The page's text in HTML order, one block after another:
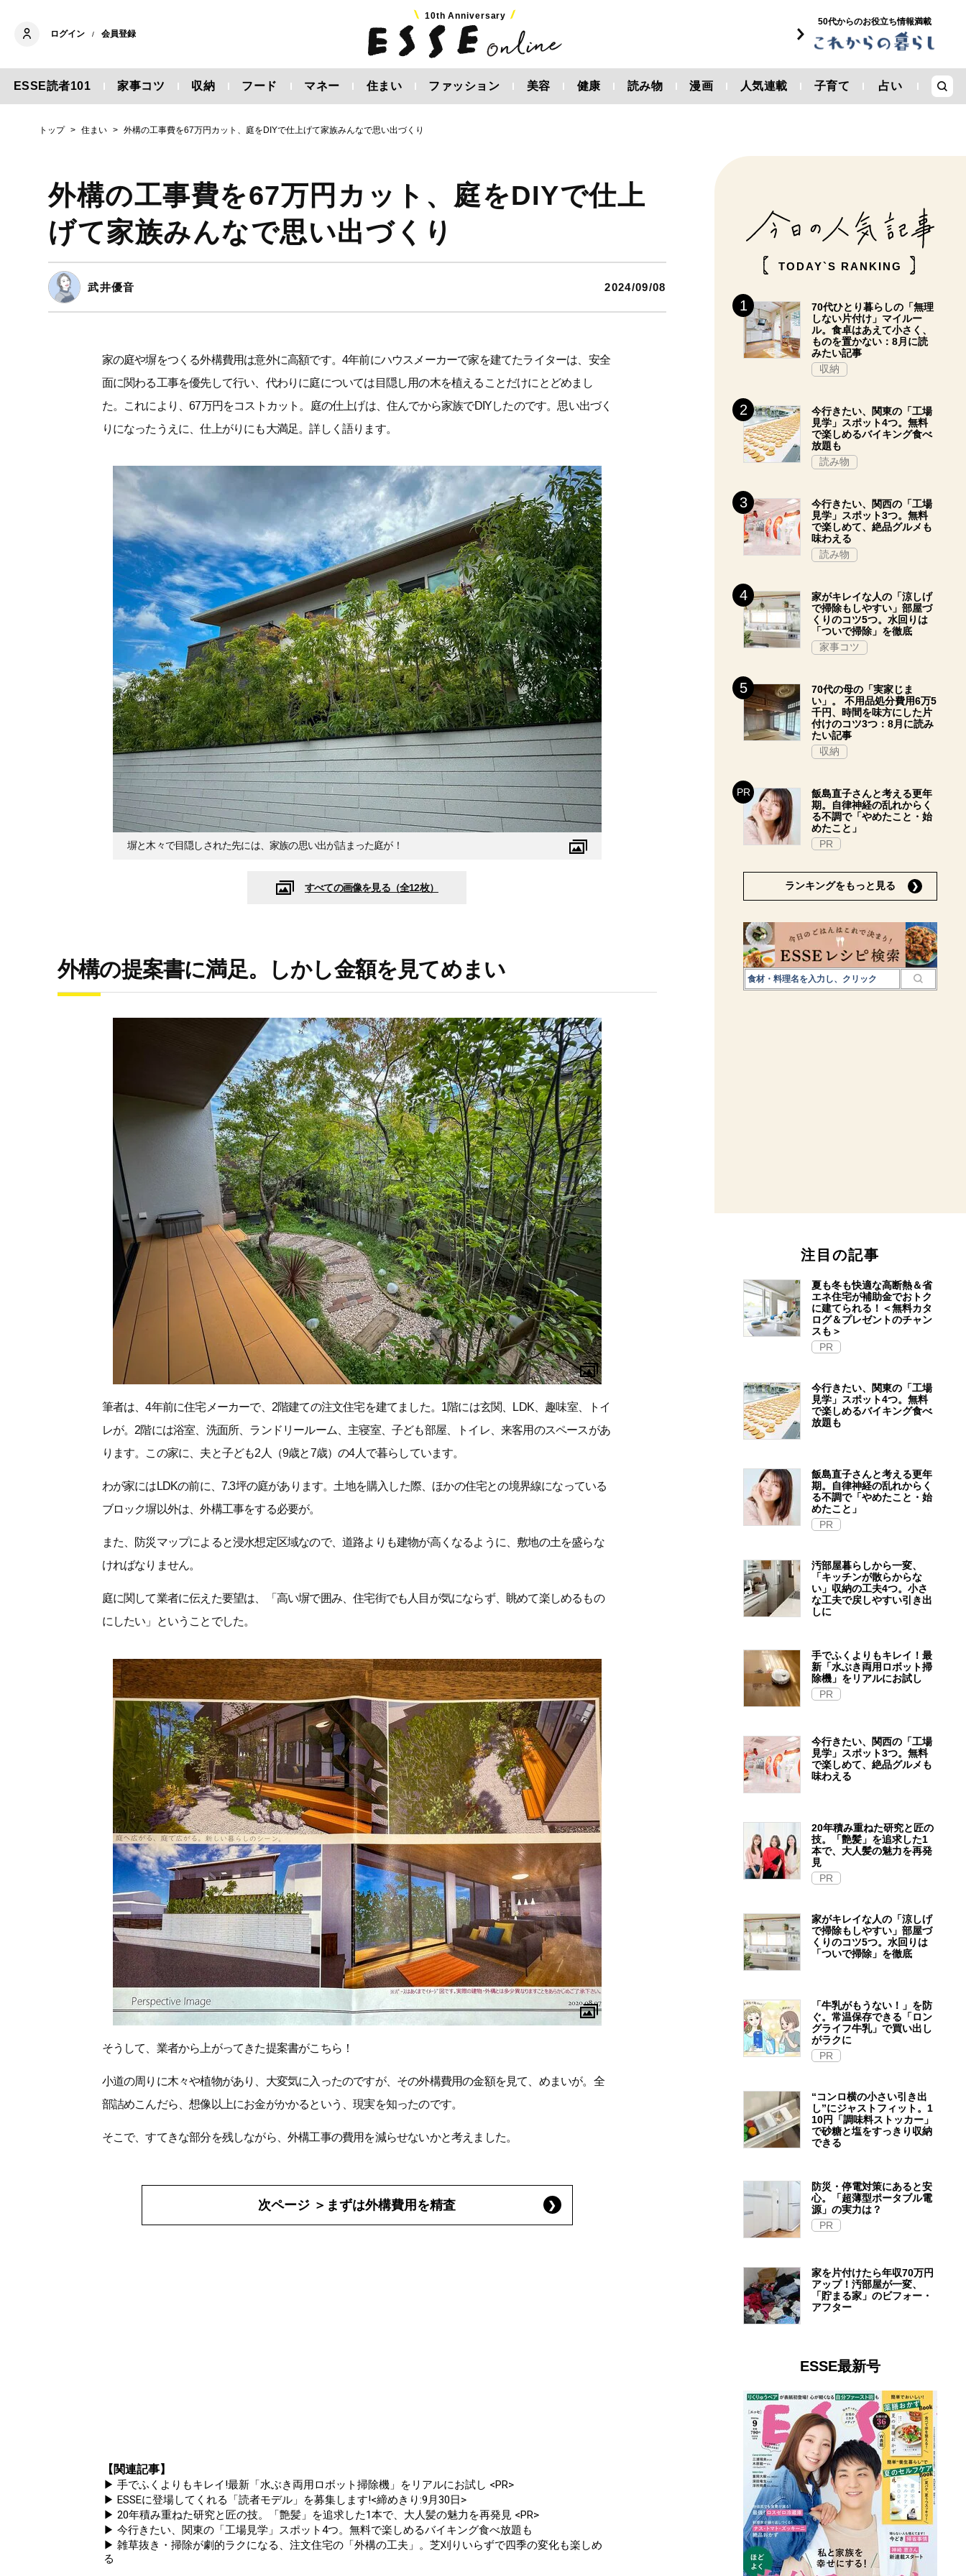
ログイン / 会員登録
10th Anniversary
50代からのお役立ち情報満載
ESSE読者101 家事コツ 収納 フード マネー 住まい ファッション 美容 健康 読み物 漫画 人気連載 子育て 占い
トップ 住まい 外構の工事費を67万円カット、庭をDIYで仕上げて家族みんなで思い出づくり
外構の工事費を67万円カット、庭をDIYで仕上
げて家族みんなで思い出づくり
武井優音 2024/09/08
家の庭や塀をつくる外構費用は意外に高額です。4年前にハウスメーカーで家を建てたライターは、安全
面に関わる工事を優先して行い、代わりに庭については目隠し用の木を植えることだけにとどめまし
た。これにより、67万円をコストカット。庭の仕上げは、住んでから家族でDIYしたのです。思い出づく
りになったうえに、仕上がりにも大満足。詳しく語ります。
塀と木々で目隠しされた先には、家族の思い出が詰まった庭が！
すべての画像を見る（全12枚）
外構の提案書に満足。しかし金額を見てめまい
筆者は、4年前に住宅メーカーで、2階建ての注文住宅を建てました。1階には玄関、LDK、趣味室、トイ
レが。2階には浴室、洗面所、ランドリールーム、主寝室、子ども部屋、トイレ、来客用のスペースがあ
ります。この家に、夫と子ども2人（9歳と7歳）の4人で暮らしています。
わが家にはLDKの前に、7.3坪の庭があります。土地を購入した際、ほかの住宅との境界線になっている
ブロック塀以外は、外構工事をする必要が。
また、防災マップによると浸水想定区域なので、道路よりも建物が高くなるように、敷地の土を盛らな
ければなりません。
庭に関して業者に伝えた要望は、「高い塀で囲み、住宅街でも人目が気にならず、眺めて楽しめるもの
にしたい」ということでした。
そうして、業者から上がってきた提案書がこちら！
小道の周りに木々や植物があり、大変気に入ったのですが、その外構費用の金額を見て、めまいが。全
部詰めこんだら、想像以上にお金がかかるという、現実を知ったのです。
そこで、すてきな部分を残しながら、外構工事の費用を減らせないかと考えました。
次ページ ＞ まずは外構費用を精査
【関連記事】
▶ 手でふくよりもキレイ!最新「水ぶき両用ロボット掃除機」をリアルにお試し <PR>
▶ ESSEに登場してくれる「読者モデル」を募集します!<締めきり:9月30日>
▶ 20年積み重ねた研究と匠の技。「艶髪」を追求した1本で、大人髪の魅力を再発見 <PR>
▶ 今行きたい、関東の「工場見学」スポット4つ。無料で楽しめるバイキング食べ放題も
▶ 雑草抜き・掃除が劇的ラクになる、注文住宅の「外構の工夫」。芝刈りいらずで四季の変化も楽しめ
る
TODAY`S RANKING
70代ひとり暮らしの「無理
しない片付け」マイルー
ル。食卓はあえて小さく、
ものを置かない：8月に読
みたい記事
収納
今行きたい、関東の「工場
見学」スポット4つ。無料
で楽しめるバイキング食べ
放題も
読み物
今行きたい、関西の「工場
見学」スポット3つ。無料
で楽しめて、絶品グルメも
味わえる
読み物
家がキレイな人の「涼しげ
で掃除もしやすい」部屋づ
くりのコツ5つ。水回りは
「ついで掃除」を徹底
家事コツ
70代の母の「実家じま
い」。 不用品処分費用6万5
千円、時間を味方にした片
付けのコツ3つ：8月に読み
たい記事
収納
飯島直子さんと考える更年
期。自律神経の乱れからく
る不調で「やめたこと・始
めたこと」
PR
ランキングをもっと見る
注目の記事
夏も冬も快適な高断熱＆省
エネ住宅が補助金でおトク
に建てられる！＜無料カタ
ログ＆プレゼントのチャン
スも＞
PR
今行きたい、関東の「工場
見学」スポット4つ。無料
で楽しめるバイキング食べ
放題も
飯島直子さんと考える更年
期。自律神経の乱れからく
る不調で「やめたこと・始
めたこと」
PR
汚部屋暮らしから一変、
「キッチンが散らからな
い」収納の工夫4つ。小さ
な工夫で戻しやすい引き出
しに
手でふくよりもキレイ！最
新「水ぶき両用ロボット掃
除機」をリアルにお試し
PR
今行きたい、関西の「工場
見学」スポット3つ。無料
で楽しめて、絶品グルメも
味わえる
20年積み重ねた研究と匠の
技。「艶髪」を追求した1
本で、大人髪の魅力を再発
見
PR
家がキレイな人の「涼しげ
で掃除もしやすい」部屋づ
くりのコツ5つ。水回りは
「ついで掃除」を徹底
「牛乳がもうない！」を防
ぐ。常温保存できる「ロン
グライフ牛乳」で買い出し
がラクに
PR
“コンロ横の小さい引き出
し”にジャストフィット。1
10円「調味料ストッカー」
で砂糖と塩をすっきり収納
できる
防災・停電対策にあると安
心。「超薄型ポータブル電
源」の実力は？​
PR
家を片付けたら年収70万円
アップ！汚部屋が一変、
「貯まる家」のビフォー・
アフター
ESSE最新号